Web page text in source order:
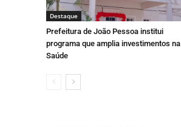
Destaque
Prefeitura de João Pessoa institui
programa que amplia investimentos na
Saúde